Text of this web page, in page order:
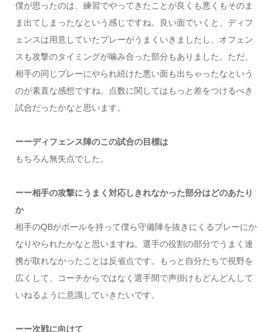
僕が思ったのは、練習でやってきたことが良くも悪くもそのま
ま出てしまったなという感じですね。良い面でいくと、ディフ
ェンスは用意していたプレーがうまくいきましたし、オフェン
スも攻撃のタイミングが噛み合った部分もありました。ただ、
相手の同じプレーにやられ続けた悪い面も出ちゃったなという
のが素直な感想ですね。点数に関してはもっと差をつけるべき
試合だったかなと思います。
ーーディフェンス陣のこの試合の目標は
もちろん無失点でした。
ーー相手の攻撃にうまく対応しきれなかった部分はどのあたり
か
相手のQBがボールを持って僕ら守備陣を抜きにくるプレーにか
なりやられたかなと思いますね。選手の役割の部分でうまく連
携が取れなかったことは反省点です。もっと自分たちで視野を
広くして、コーチからではなく選手間で声掛けもどんどんして
いねるように意識していきたいです。
ーー次戦に向けて